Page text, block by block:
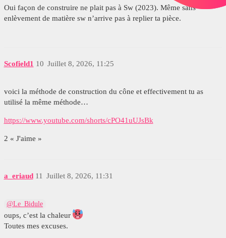
Oui façon de construire ne plait pas à Sw (2023). Même sans
enlèvement de matière sw n’arrive pas à replier ta pièce.
Scofield1 Juillet 8, 2026, 11:25
10
voici la méthode de construction du cône et effectivement tu as
utilisé la même méthode…
https://www.youtube.com/shorts/cPO41uUJsBk
2 « J'aime »
a_eriaud Juillet 8, 2026, 11:31
11
@Le_Bidule
oups, c’est la chaleur
Toutes mes excuses.